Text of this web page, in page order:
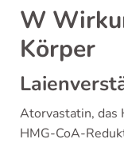
W
Körper
Atorvastatin, das
HMG-CoA-